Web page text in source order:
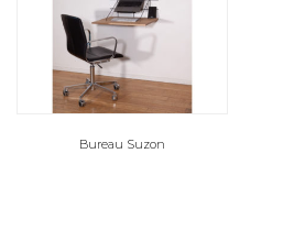
Bureau Suzon